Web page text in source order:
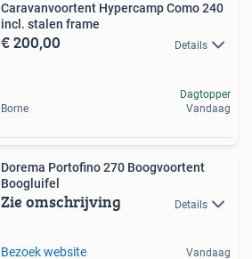
Caravanvoortent Hypercamp Como 240
incl. stalen frame
€ 200,00 Details
Borne
Dagtopper
Vandaag
Dorema Portofino 270 Boogvoortent
Boogluifel
Zie omschrijving Details
Bezoek website Vandaag